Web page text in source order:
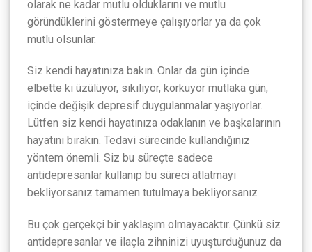
olarak ne kadar mutlu olduklarını ve mutlu
göründüklerini göstermeye çalışıyorlar ya da çok
mutlu olsunlar.
Siz kendi hayatınıza bakın. Onlar da gün içinde
elbette ki üzülüyor, sıkılıyor, korkuyor mutlaka gün,
içinde değişik depresif duygulanmalar yaşıyorlar.
Lütfen siz kendi hayatınıza odaklanın ve başkalarının
hayatını bırakın. Tedavi sürecinde kullandığınız
yöntem önemli. Siz bu süreçte sadece
antidepresanlar kullanıp bu süreci atlatmayı
bekliyorsanız tamamen tutulmaya bekliyorsanız
Bu çok gerçekçi bir yaklaşım olmayacaktır. Çünkü siz
antidepresanlar ve ilaçla zihninizi uyuşturduğunuz da